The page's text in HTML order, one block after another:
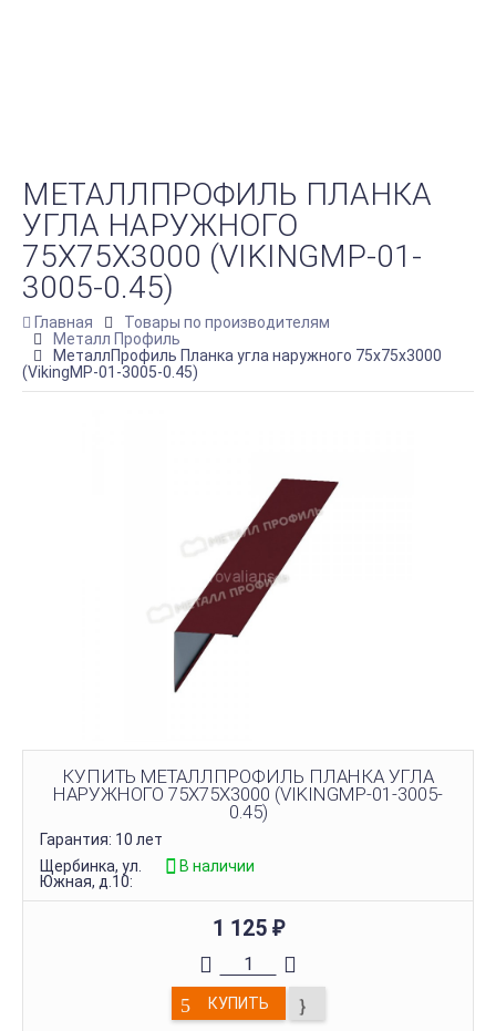
МЕТАЛЛПРОФИЛЬ ПЛАНКА
УГЛА НАРУЖНОГО
75Х75Х3000 (VIKINGMP-01-
3005-0.45)
Главная
Товары по производителям
Металл Профиль
МеталлПрофиль Планка угла наружного 75х75х3000
(VikingMP-01-3005-0.45)
КУПИТЬ МЕТАЛЛПРОФИЛЬ ПЛАНКА УГЛА
НАРУЖНОГО 75Х75Х3000 (VIKINGMP-01-3005-
0.45)
Гарантия: 10 лет
Щербинка, ул.
Южная, д.10:
В наличии
1 125 ₽
КУПИТЬ